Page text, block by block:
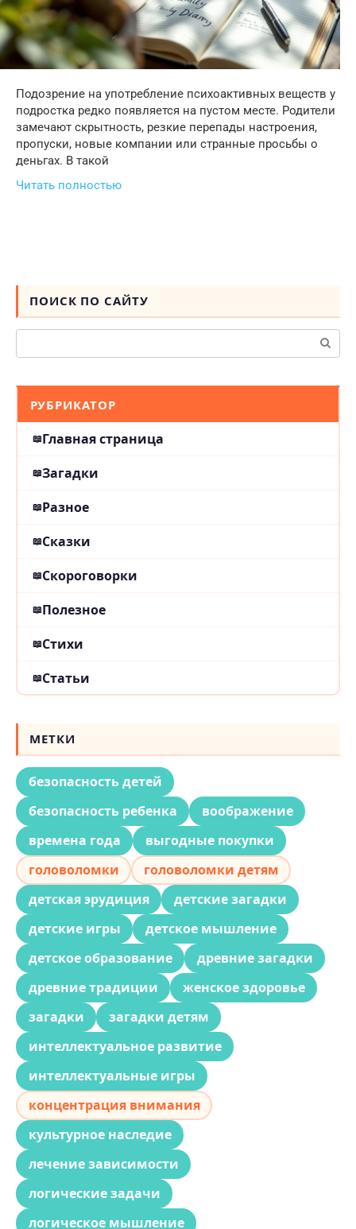
Подозрение на употребление психоактивных веществ у
подростка редко появляется на пустом месте. Родители
замечают скрытность, резкие перепады настроения,
пропуски, новые компании или странные просьбы о
деньгах. В такой
Читать полностью
ПОИСК ПО САЙТУ
Поиск:
РУБРИКАТОР
Главная страница
Загадки
Разное
Сказки
Скороговорки
Полезное
Стихи
Статьи
МЕТКИ
безопасность детей
безопасность ребенка
воображение
времена года
выгодные покупки
головоломки
головоломки детям
детская эрудиция
детские загадки
детские игры
детское мышление
детское образование
древние загадки
древние традиции
женское здоровье
загадки
загадки детям
интеллектуальное развитие
интеллектуальные игры
концентрация внимания
культурное наследие
лечение зависимости
логические задачи
логическое мышление